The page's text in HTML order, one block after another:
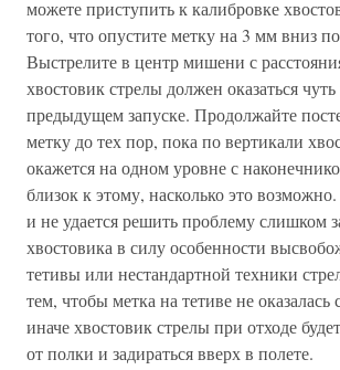
можете приступить к калибровке
того, что опустите метку на 3 мм вниз
Выстрелите в центр мишени с
хвостовик стрелы должен оказаться
предыдущем запуске. Продолжайте
метку до тех пор, пока по вертикали
окажется на одном уровне с
близок к этому, насколько это
и не удается решить проблему слишком
хвостовика в силу особенности
тетивы или нестандартной техники
тем, чтобы метка на тетиве не
иначе хвостовик стрелы при отходе
от полки и задираться вверх в полете.